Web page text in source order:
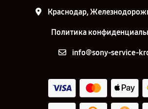
Краснодар,
Политика
info@sony-service-